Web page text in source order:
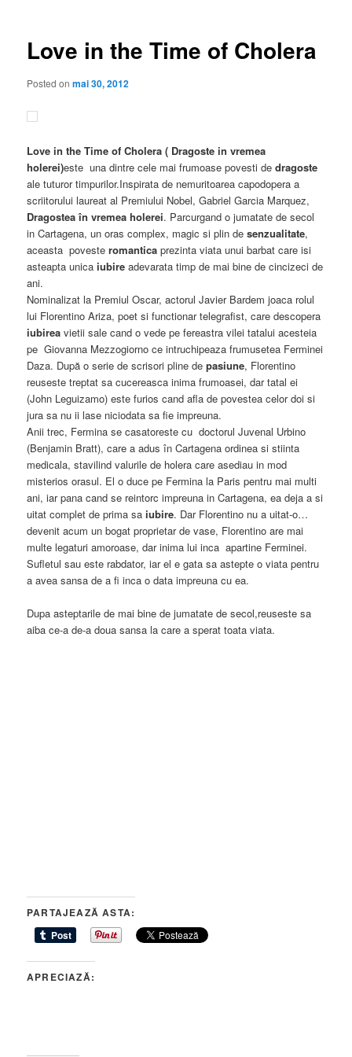
Love in the Time of Cholera
Posted onmai 30, 2012
Love in the Time of Cholera ( Dragoste in vremea
holerei)este una dintre cele mai frumoase povesti dedragoste
ale tuturor timpurilor.Inspirata de nemuritoarea capodopera a
scriitorului laureat al Premiului Nobel, Gabriel Garcia Marquez,
Dragostea în vremea holerei. Parcurgand o jumatate de secol
in Cartagena, un oras complex, magic si plin desenzualitate,
aceasta povesteromantica prezinta viata unui barbat care isi
asteapta unica iubire adevarata timp de mai bine de cincizeci de
ani.
Nominalizat la Premiul Oscar, actorul Javier Bardem joaca rolul
lui Florentino Ariza, poet si functionar telegrafist, care descopera
iubirea vietii sale cand o vede pe fereastra vilei tatalui acesteia
pe Giovanna Mezzogiorno ce intruchipeaza frumusetea Ferminei
Daza. După o serie de scrisori pline depasiune, Florentino
reuseste treptat sa cucereasca inima frumoasei, dar tatal ei
(John Leguizamo) este furios cand afla de povestea celor doi si
jura sa nu ii lase niciodata sa fie impreuna.
Anii trec, Fermina se casatoreste cu doctorul Juvenal Urbino
(Benjamin Bratt), care a adus în Cartagena ordinea si stiinta
medicala, stavilind valurile de holera care asediau in mod
misterios orasul. El o duce pe Fermina la Paris pentru mai multi
ani, iar pana cand se reintorc impreuna in Cartagena, ea deja a si
uitat complet de prima sa iubire. Dar Florentino nu a uitat-o…
devenit acum un bogat proprietar de vase, Florentino are mai
multe legaturi amoroase, dar inima lui inca apartine Ferminei.
Sufletul sau este rabdator, iar el e gata sa astepte o viata pentru
a avea sansa de a fi inca o data impreuna cu ea.
Dupa asteptarile de mai bine de jumatate de secol,reuseste sa
aiba ce-a de-a doua sansa la care a sperat toata viata.
PARTAJEAZĂ ASTA:
APRECIAZĂ: